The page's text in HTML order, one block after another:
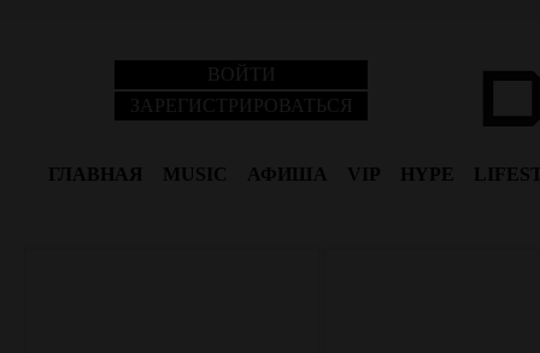
ВОЙТИ
ЗАРЕГИСТРИРОВАТЬСЯ
ГЛАВНАЯ MUSIC АФИША VIP HYPE